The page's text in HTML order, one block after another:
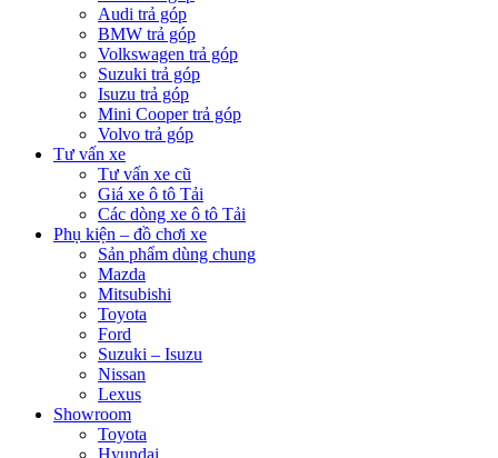
Audi trả góp
BMW trả góp
Volkswagen trả góp
Suzuki trả góp
Isuzu trả góp
Mini Cooper trả góp
Volvo trả góp
Tư vấn xe
Tư vấn xe cũ
Giá xe ô tô Tải
Các dòng xe ô tô Tải
Phụ kiện – đồ chơi xe
Sản phẩm dùng chung
Mazda
Mitsubishi
Toyota
Ford
Suzuki – Isuzu
Nissan
Lexus
Showroom
Toyota
Hyundai